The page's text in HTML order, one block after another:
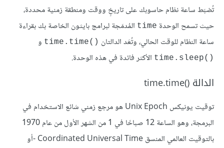
تُضبَط ساعة نظام حاسوبك على تاريخٍ ووقت ومنطقة زمنية محددة،
حيث تسمح الوحدة time المُدمَجة لبرامج بايثون الخاصة بك بقراءة
ساعة النظام للوقت الحالي، وتُعَد الدالتان time.time()‎ و
time.sleep()‎ الأكثر فائدة في هذه الوحدة.
الدالة time.time()‎
توقيت يونيكس Unix Epoch هو مرجع زمني شائع الاستخدام في
البرمجة، وهو الساعة 12 صباحًا في 1 من الشهر الأول من عام 1970
بالتوقيت العالمي المنسق Coordinated Universal Time -أو